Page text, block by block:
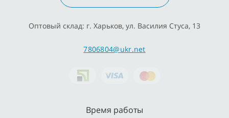
Оптовый склад: г. Харьков, ул. Василия Стуса, 13
7806804@ukr.net
Время работы